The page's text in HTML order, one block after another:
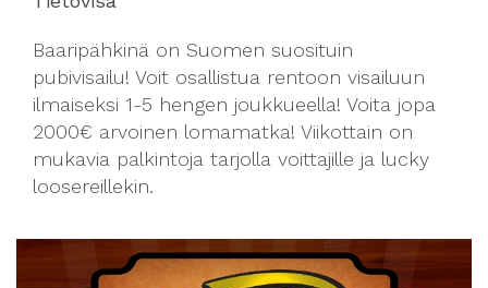
Baaripähkinä on Suomen suosituin
pubivisailu! Voit osallistua rentoon visailuun
ilmaiseksi 1-5 hengen joukkueella! Voita jopa
2000€ arvoinen lomamatka! Viikottain on
mukavia palkintoja tarjolla voittajille ja lucky
loosereillekin.